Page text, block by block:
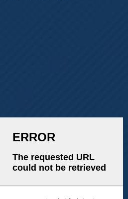
بلڈنگ 49، فومین
گانگ